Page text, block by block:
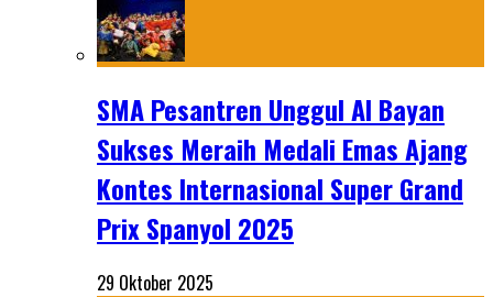
SMA Pesantren Unggul Al Bayan
Sukses Meraih Medali Emas Ajang
Kontes Internasional Super Grand
Prix Spanyol 2025
29 Oktober 2025